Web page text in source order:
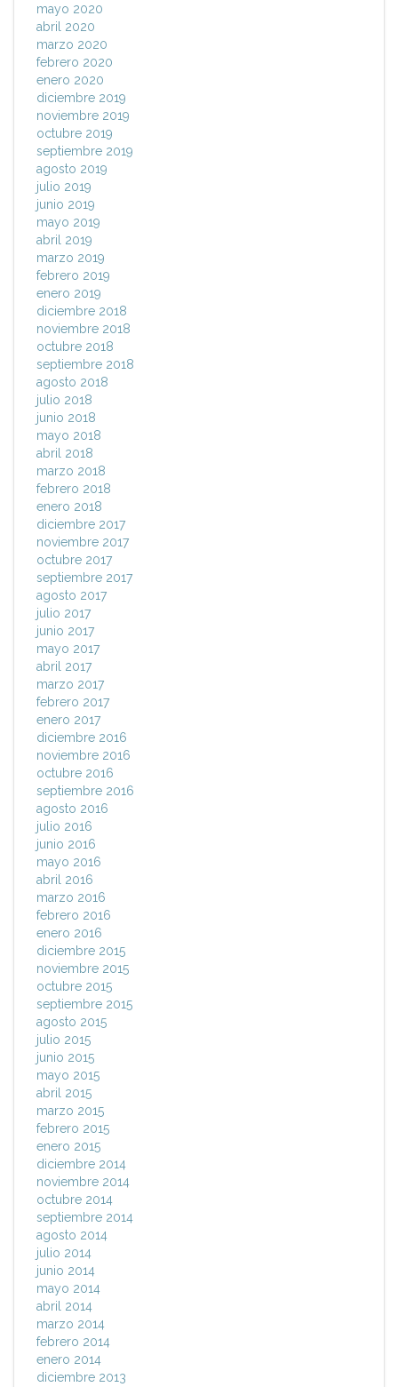
mayo 2020
abril 2020
marzo 2020
febrero 2020
enero 2020
diciembre 2019
noviembre 2019
octubre 2019
septiembre 2019
agosto 2019
julio 2019
junio 2019
mayo 2019
abril 2019
marzo 2019
febrero 2019
enero 2019
diciembre 2018
noviembre 2018
octubre 2018
septiembre 2018
agosto 2018
julio 2018
junio 2018
mayo 2018
abril 2018
marzo 2018
febrero 2018
enero 2018
diciembre 2017
noviembre 2017
octubre 2017
septiembre 2017
agosto 2017
julio 2017
junio 2017
mayo 2017
abril 2017
marzo 2017
febrero 2017
enero 2017
diciembre 2016
noviembre 2016
octubre 2016
septiembre 2016
agosto 2016
julio 2016
junio 2016
mayo 2016
abril 2016
marzo 2016
febrero 2016
enero 2016
diciembre 2015
noviembre 2015
octubre 2015
septiembre 2015
agosto 2015
julio 2015
junio 2015
mayo 2015
abril 2015
marzo 2015
febrero 2015
enero 2015
diciembre 2014
noviembre 2014
octubre 2014
septiembre 2014
agosto 2014
julio 2014
junio 2014
mayo 2014
abril 2014
marzo 2014
febrero 2014
enero 2014
diciembre 2013